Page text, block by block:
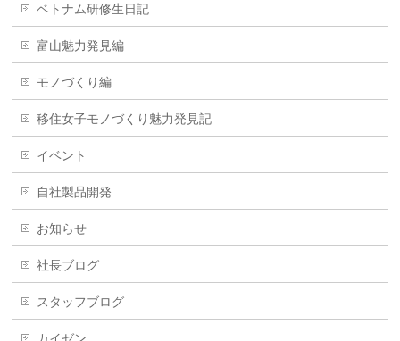
ベトナム研修生日記
富山魅力発見編
モノづくり編
移住女子モノづくり魅力発見記
イベント
自社製品開発
お知らせ
社長ブログ
スタッフブログ
カイゼン